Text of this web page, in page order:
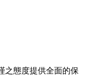
之態度提供全面的保